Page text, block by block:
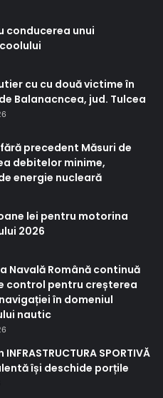
conducerea unui
cu cu două victime în
Balanacncea, jud. Tulcea
precedent Măsuri de
debitelor minime,
energie nucleară
lei pentru motorina
2026
Navală Română continuă
control pentru creșterea
în domeniul
nautic
INFRASTRUCTURA SPORTIVĂ
își deschide porțile